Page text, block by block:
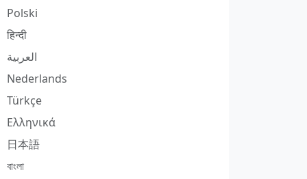
Polski
हिन्दी
العربية
Nederlands
Türkçe
Ελληνικά
日本語
বাংলা